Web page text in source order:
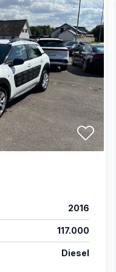
2016
117.000
Diesel